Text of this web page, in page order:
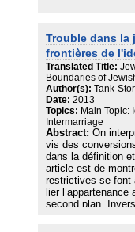
of the baal
logic of
strengthen the
making it into a
ultra-Orthodox
geographical
Trouble dans la
frontières de
Translated Title:
Boundaries of
Author(s): Tank-
Date: 2013
Topics: Main Topic:
Intermarriage
Abstract: On
vis des
dans la définition
article est de
restrictives se font
lier
second plan.